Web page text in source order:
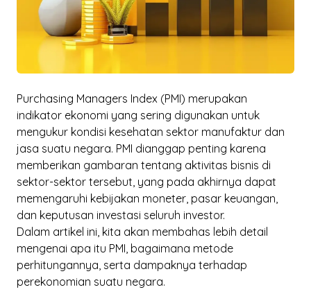
Purchasing Managers Index (PMI) merupakan
indikator ekonomi yang sering digunakan untuk
mengukur kondisi kesehatan sektor manufaktur dan
jasa suatu negara. PMI dianggap penting karena
memberikan gambaran tentang aktivitas bisnis di
sektor-sektor tersebut, yang pada akhirnya dapat
memengaruhi kebijakan moneter, pasar keuangan,
dan keputusan investasi seluruh investor.
Dalam artikel ini, kita akan membahas lebih detail
mengenai apa itu PMI, bagaimana metode
perhitungannya, serta dampaknya terhadap
perekonomian suatu negara.